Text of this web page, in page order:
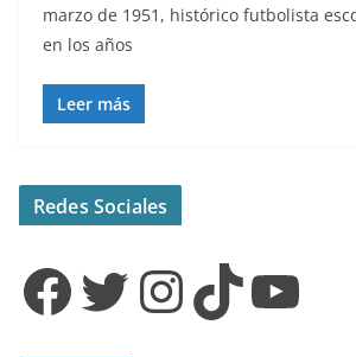
marzo de 1951, histórico futbolista
en los años
Leer más
Redes Sociales
Facebook Twitter InstagramTikTok YouTube